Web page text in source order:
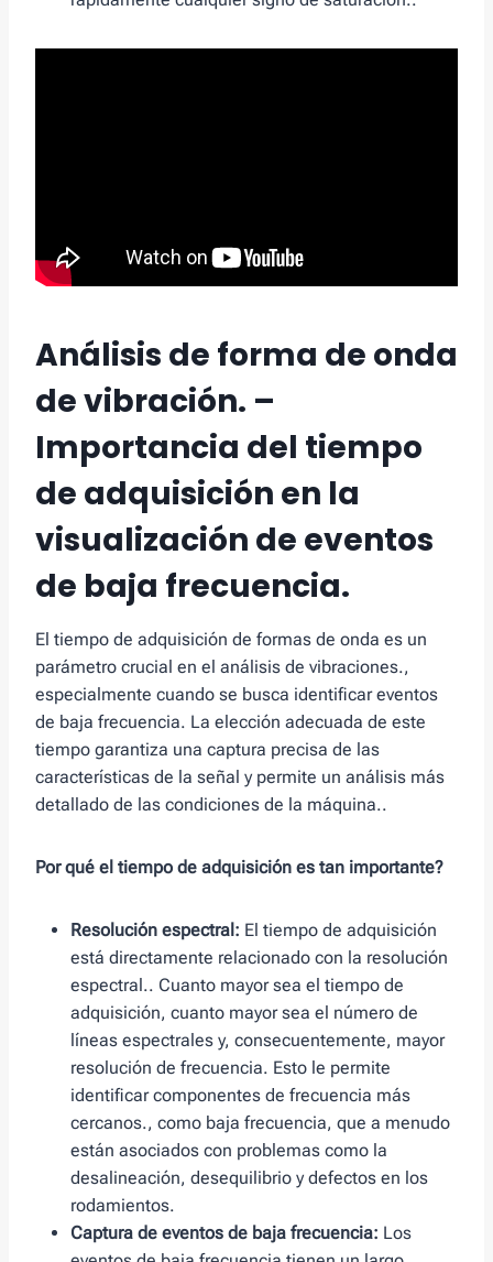
Análisis de forma de onda
de vibración. –
Importancia del tiempo
de adquisición en la
visualización de eventos
de baja frecuencia.
El tiempo de adquisición de formas de onda es un
parámetro crucial en el análisis de vibraciones.,
especialmente cuando se busca identificar eventos
de baja frecuencia. La elección adecuada de este
tiempo garantiza una captura precisa de las
características de la señal y permite un análisis más
detallado de las condiciones de la máquina..
Por qué el tiempo de adquisición es tan importante?
Resolución espectral: El tiempo de adquisición
está directamente relacionado con la resolución
espectral.. Cuanto mayor sea el tiempo de
adquisición, cuanto mayor sea el número de
líneas espectrales y, consecuentemente, mayor
resolución de frecuencia. Esto le permite
identificar componentes de frecuencia más
cercanos., como baja frecuencia, que a menudo
están asociados con problemas como la
desalineación, desequilibrio y defectos en los
rodamientos.
Captura de eventos de baja frecuencia: Los